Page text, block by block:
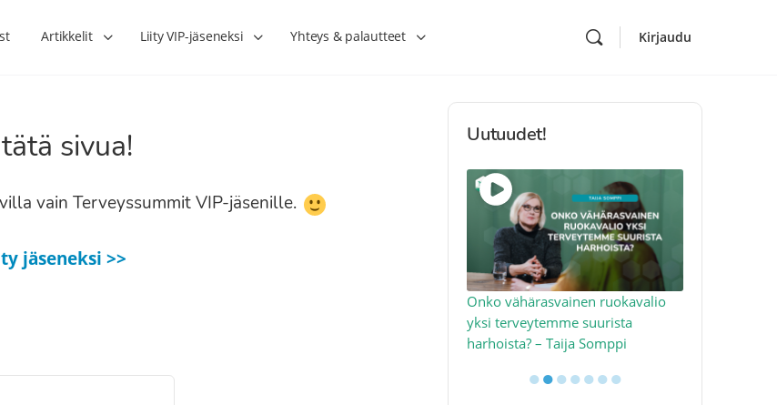
Artikkelit Liity VIP-jäseneksi Yhteys & palautteet Kirjaudu
sivua!
vain Terveyssummit VIP-jäsenille.
jäseneksi >>
Uutuudet!
Onko vähärasvainen ruokavalio
yksi terveytemme suurista
harhoista? – Taija Somppi
●●●●●●●